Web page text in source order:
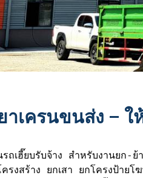
าเครนขนส่ง –
รงสร้าง ยกเสา ยกโครงป้า